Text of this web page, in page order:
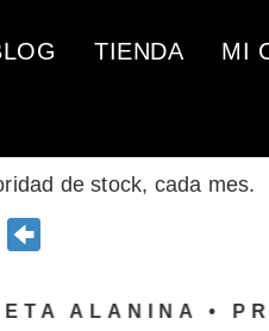
TIENDA MI
de stock, cada mes.
•